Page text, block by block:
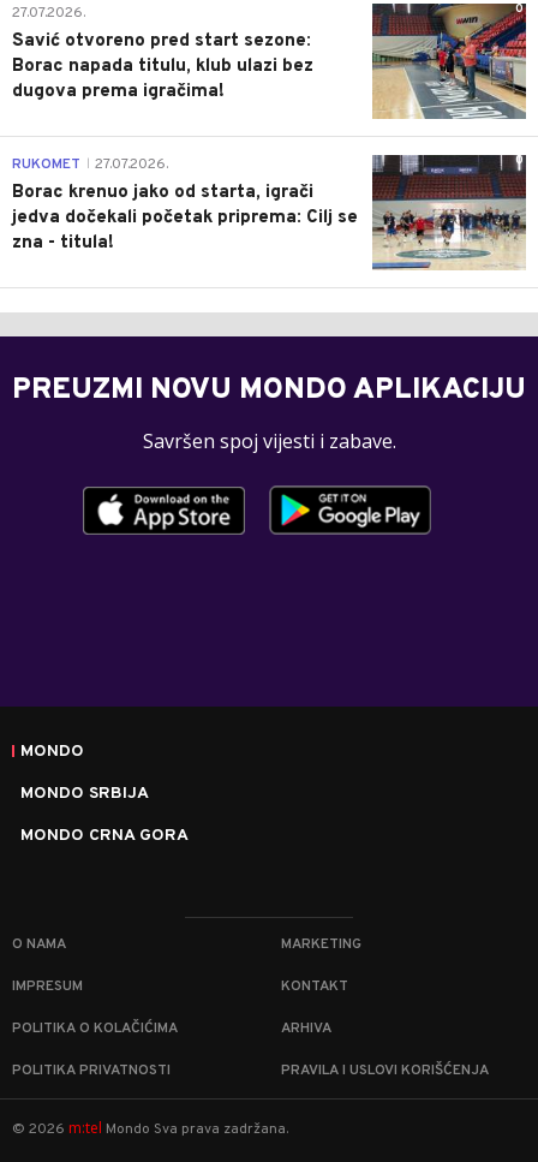
0
27.07.2026.
Savić otvoreno pred start sezone:
Borac napada titulu, klub ulazi bez
dugova prema igračima!
0
RUKOMET 27.07.2026.
Borac krenuo jako od starta, igrači
jedva dočekali početak priprema: Cilj se
zna - titula!
PREUZMI NOVU MONDO APLIKACIJU
Savršen spoj vijesti i zabave.
MONDO
MONDO SRBIJA
MONDO CRNA GORA
O NAMA MARKETING
IMPRESUM KONTAKT
POLITIKA O KOLAČIĆIMA ARHIVA
POLITIKA PRIVATNOSTI PRAVILA I USLOVI KORIŠĆENJA
© 2026 m:tel Mondo Sva prava zadržana.